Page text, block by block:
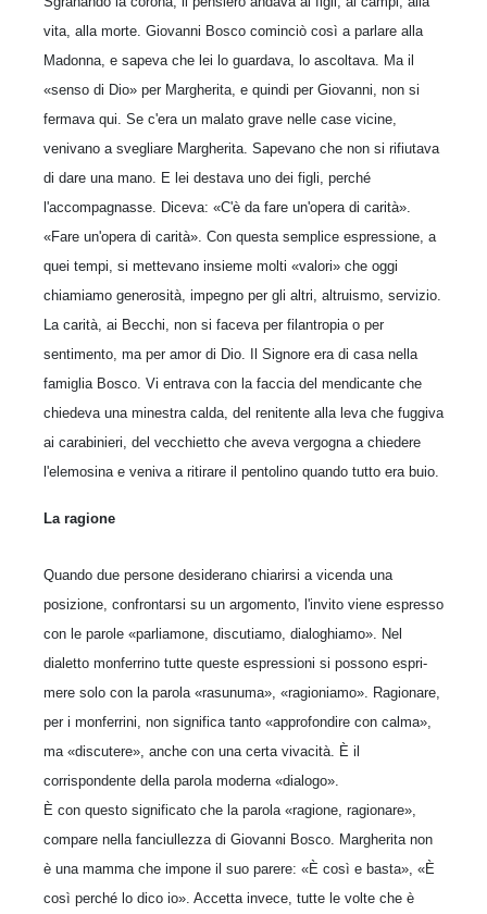
vita, alla morte. Giovanni Bosco cominciò così a parlare alla
Madonna, e sapeva che lei lo guardava, lo ascoltava. Ma il
«senso di Dio» per Margherita, e quindi per Giovanni, non si
fermava qui. Se c'era un malato grave nelle case vicine,
venivano a svegliare Margherita. Sape­vano che non si rifiutava
di dare una mano. E lei destava uno dei figli, perché
l'accompagnasse. Diceva: «C'è da fare un'opera di carità».
«Fare un'opera di carità». Con questa semplice espressione, a
quei tempi, si mettevano insieme molti «valori» che oggi
chiamiamo generosità, impegno per gli altri, altruismo, servizio.
La carità, ai Becchi, non si faceva per filantropia o per
sentimento, ma per amor di Dio. Il Signore era di casa nella
famiglia Bosco. Vi entrava con la faccia del mendicante che
chiedeva una minestra calda, del renitente alla leva che fuggiva
ai carabinieri, del vecchietto che aveva vergogna a chiedere
l'elemosina e veniva a ritirare il pentolino quando tutto era buio.
La ragione
Quando due persone desiderano chiarirsi a vicenda una
posizione, confrontarsi su un argomento, l'invito viene espresso
con le parole «parliamone, discutiamo, dialoghiamo». Nel
dialetto monferrino tutte queste espressioni si possono espri­
mere solo con la parola «rasunuma», «ragioniamo». Ragionare,
per i monfer­rini, non significa tanto «approfondire con calma»,
ma «discutere», anche con una certa vivacità. È il
corrispondente della parola moderna «dialogo».
È con questo significato che la parola «ragione, ragionare»,
compare nella fan­ciullezza di Giovanni Bosco. Margherita non
è una mamma che impone il suo parere: «È così e basta», «È
così perché lo dico io». Accetta invece, tutte le volte che è